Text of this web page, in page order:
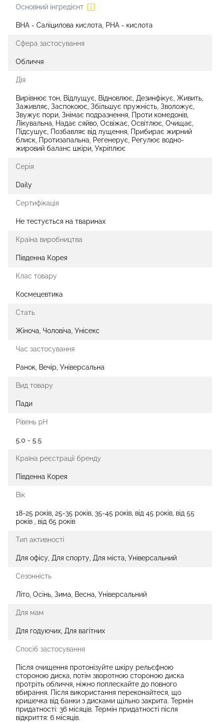
Основний інгредієнт
BHA - Саліцилова кислота, PHA - кислота
Сфера застосування
Обличчя
Дія
Вирівнює тон, Відлущує, Відновлює, Дезинфікує, Живить,
Заживляє, Заспокоює, Збільшує пружність, Зволожує,
Звужує пори, Знімає подразнення, Проти комедонів,
Лікувальна, Надає сяйво, Освіжає, Освітлює, Очищає,
Підсушує, Позбавляє від лущення, Прибирає жирний
блиск, Протизапальна, Регенерує, Регулює водно-
жировий баланс шкіри, Укріплює
Серія
Daily
Сертифікація
Не тестується на тваринах
Країна виробництва
Південна Корея
Клас товару
Космецевтика
Стать
Жіноча, Чоловіча, Унісекс
Час застосування
Ранок, Вечір, Універсальна
Вид товару
Пади
Рівень рН
5.0 - 5.5
Країна реєстрації бренду
Південна Корея
Вік
18-25 років, 25-35 років, 35-45 років, від 45 років, від 55
років , від 65 років
Тип активності
Для офісу, Для спорту, Для міста, Універсальний
Сезонність
Літо, Осінь, Зима, Весна, Універсальний
Для мам
Для годуючих, Для вагітних
Спосіб застосування
Після очищення протонізуйте шкіру рельєфною
стороною диска, потім зворотною стороною диска
протріть обличчя, ніжно поплескайте до повного
вбирання. Після використання переконайтеся, що
кришечка від банки з дисками щільно закрита. Термін
придатності: 36 місяців. Термін придатності після
відкриття: 6 місяців.